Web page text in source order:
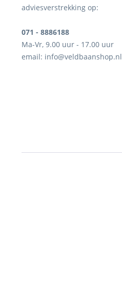
adviesverstrekking op:
071 - 8886188
Ma-Vr, 9.00 uur - 17.00 uur
email: info@veldbaanshop.nl